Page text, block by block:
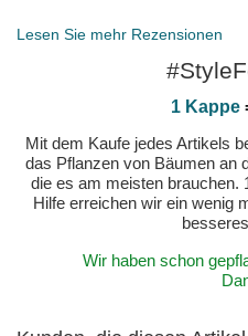
Lesen Sie mehr Rezensionen
1 Kappe
Mit dem Kaufe jedes Artikels
das Pflanzen von Bäumen an
die es am meisten brauchen.
Hilfe erreichen wir ein wenig
Wir haben schon